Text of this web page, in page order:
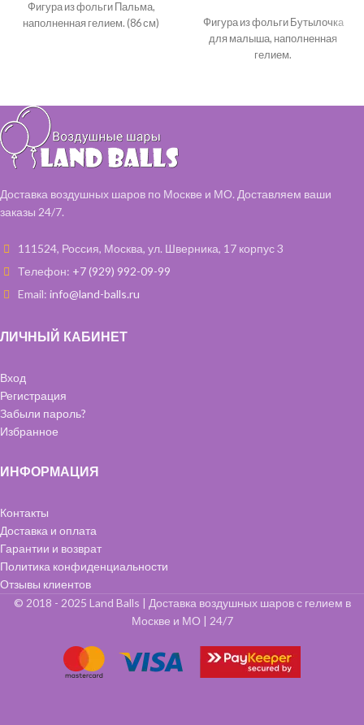
Фигура из фольги Пальма,
наполненная гелием. (86 см)
Фигура из фольги Бутылочка
для малыша, наполненная
гелием.
Доставка воздушных шаров по Москве и МО. Доставляем ваши
заказы 24/7.
111524, Россия, Москва, ул. Шверника, 17 корпус 3
Телефон: +7 (929) 992-09-99
Email: info@land-balls.ru
ЛИЧНЫЙ КАБИНЕТ
Вход
Регистрация
Забыли пароль?
Избранное
ИНФОРМАЦИЯ
Контакты
Доставка и оплата
Гарантии и возврат
Политика конфиденциальности
Отзывы клиентов
© 2018 - 2025 Land Balls | Доставка воздушных шаров с гелием в
Москве и МО | 24/7